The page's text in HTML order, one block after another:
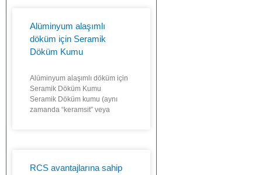
Alüminyum alaşımlı
döküm için Seramik
Döküm Kumu
Alüminyum alaşımlı döküm için
Seramik Döküm Kumu
Seramik Döküm kumu (aynı
zamanda “keramsit” veya
RCS avantajlarına sahip